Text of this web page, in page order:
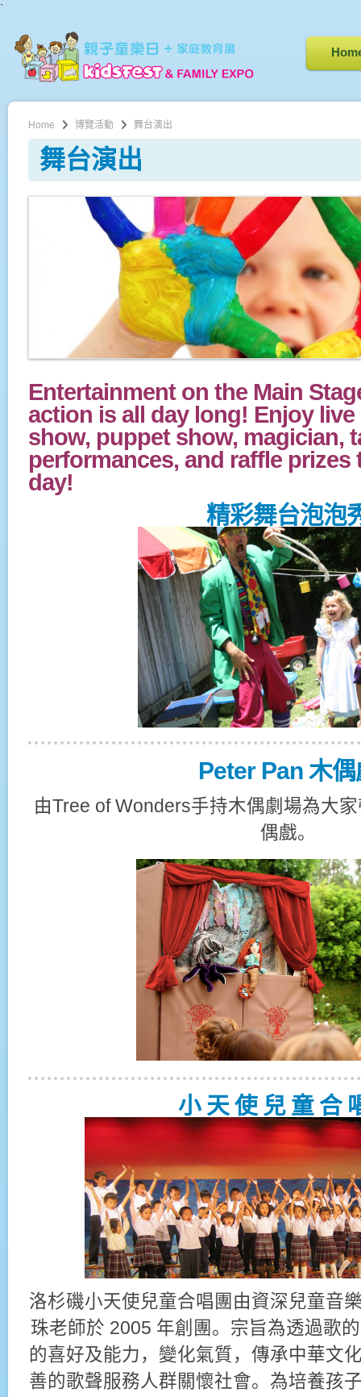
`
Home 博覽活動 舞台演出
舞台演出
Entertainment on the Main
action is all day long! Enjoy
show, puppet show, magician,
performances, and raffle
day!
精彩舞台泡泡
Peter Pan 木偶
由Tree of Wonders手持木偶劇場為大
偶戲。
小 天 使 兒 童 合
洛杉磯小天使兒童合唱團由資深兒童音
珠老師於 2005 年創團。宗旨為透過歌
的喜好及能力，變化氣質，傳承中華文
善的歌聲服務人群關懷社會。為培養孩